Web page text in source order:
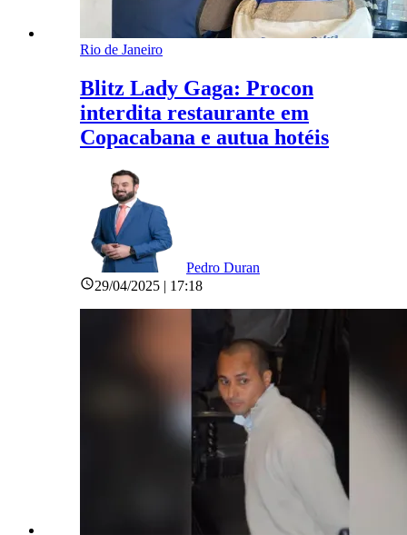
Rio de Janeiro
Blitz Lady Gaga: Procon
interdita restaurante em
Copacabana e autua hotéis
Pedro Duran
29/04/2025 | 17:18